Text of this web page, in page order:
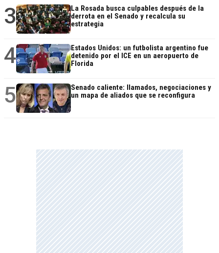
3
La Rosada busca culpables después de la
derrota en el Senado y recalcula su
estrategia
4
Estados Unidos: un futbolista argentino fue
detenido por el ICE en un aeropuerto de
Florida
5
Senado caliente: llamados, negociaciones y
un mapa de aliados que se reconfigura